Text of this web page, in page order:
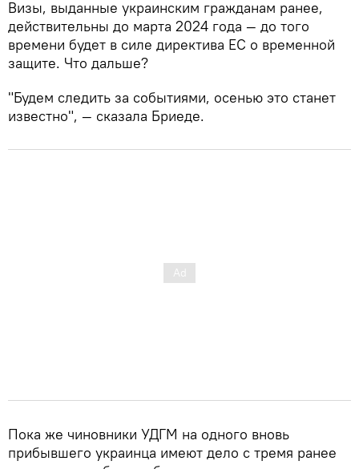
Визы, выданные украинским гражданам ранее,
действительны до марта 2024 года — до того
времени будет в силе директива ЕС о временной
защите. Что дальше?
"Будем следить за событиями, осенью это станет
известно", — сказала Бриеде.
Пока же чиновники УДГМ на одного вновь
прибывшего украинца имеют дело с тремя ранее